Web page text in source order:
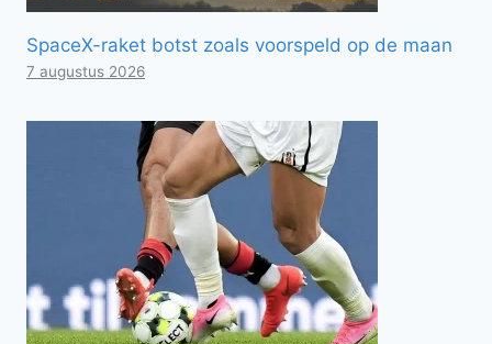
SpaceX-raket botst zoals voorspeld op de maan
7 augustus 2026